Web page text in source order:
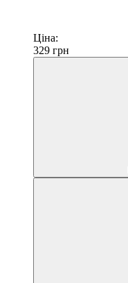
Ціна:
329 грн